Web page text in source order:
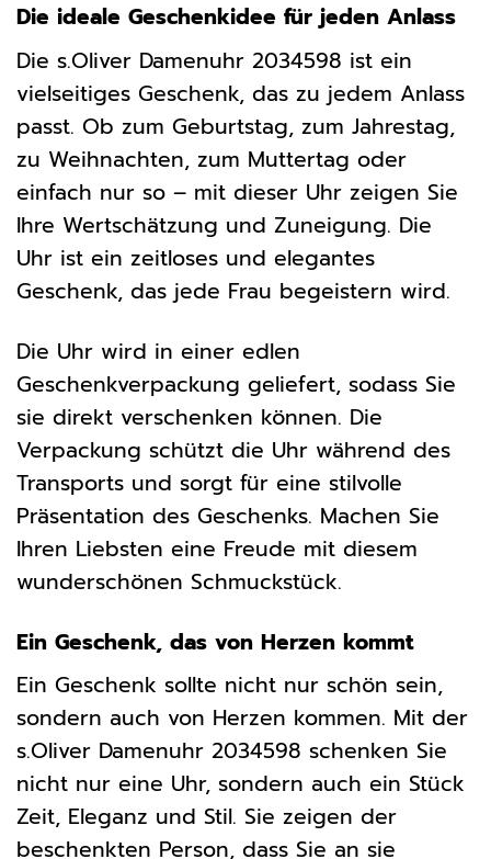
Die ideale Geschenkidee für jeden Anlass
Die s.Oliver Damenuhr 2034598 ist ein
vielseitiges Geschenk, das zu jedem Anlass
passt. Ob zum Geburtstag, zum Jahrestag,
zu Weihnachten, zum Muttertag oder
einfach nur so – mit dieser Uhr zeigen Sie
Ihre Wertschätzung und Zuneigung. Die
Uhr ist ein zeitloses und elegantes
Geschenk, das jede Frau begeistern wird.
Die Uhr wird in einer edlen
Geschenkverpackung geliefert, sodass Sie
sie direkt verschenken können. Die
Verpackung schützt die Uhr während des
Transports und sorgt für eine stilvolle
Präsentation des Geschenks. Machen Sie
Ihren Liebsten eine Freude mit diesem
wunderschönen Schmuckstück.
Ein Geschenk, das von Herzen kommt
Ein Geschenk sollte nicht nur schön sein,
sondern auch von Herzen kommen. Mit der
s.Oliver Damenuhr 2034598 schenken Sie
nicht nur eine Uhr, sondern auch ein Stück
Zeit, Eleganz und Stil. Sie zeigen der
beschenkten Person, dass Sie an sie